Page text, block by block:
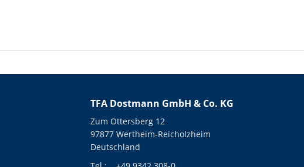
TFA Dostmann GmbH & Co. KG
Zum Ottersberg 12
97877 Wertheim-Reicholzheim
Deutschland